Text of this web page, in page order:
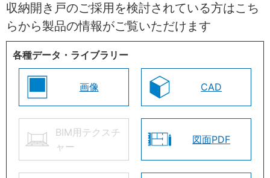
収納開き戸のご採用を検討されている方はこち
らから製品の情報がご覧いただけます
各種データ・ライブラリー
画像 CAD
BIM用テクスチ
ャー
図面PDF